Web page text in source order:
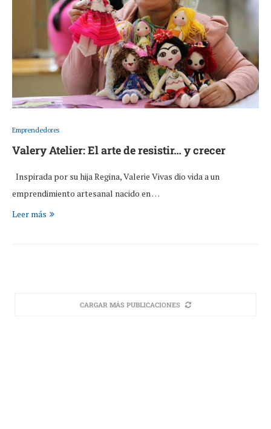
Emprendedores
Valery Atelier: El arte de resistir… y crecer
Inspirada por su hija Regina, Valerie Vivas dio vida a un
emprendimiento artesanal nacido en …
Leer más
CARGAR MÁS PUBLICACIONES